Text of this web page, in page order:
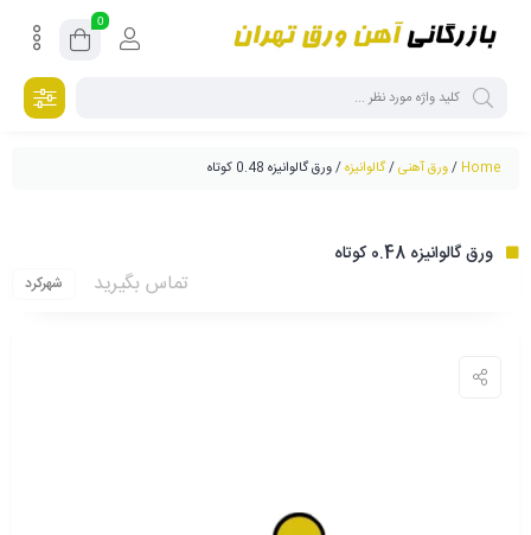
0
Home
/ورق آهنی/گالوانیزه/ ورق گالوانیزه 0.48 کوتاه
ورق گالوانیزه 0.48 کوتاه
تماس بگیرید شهرکرد